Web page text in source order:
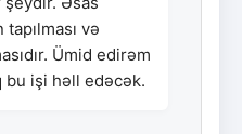
və
Ümid edirəm
bu işi həll edəcək.